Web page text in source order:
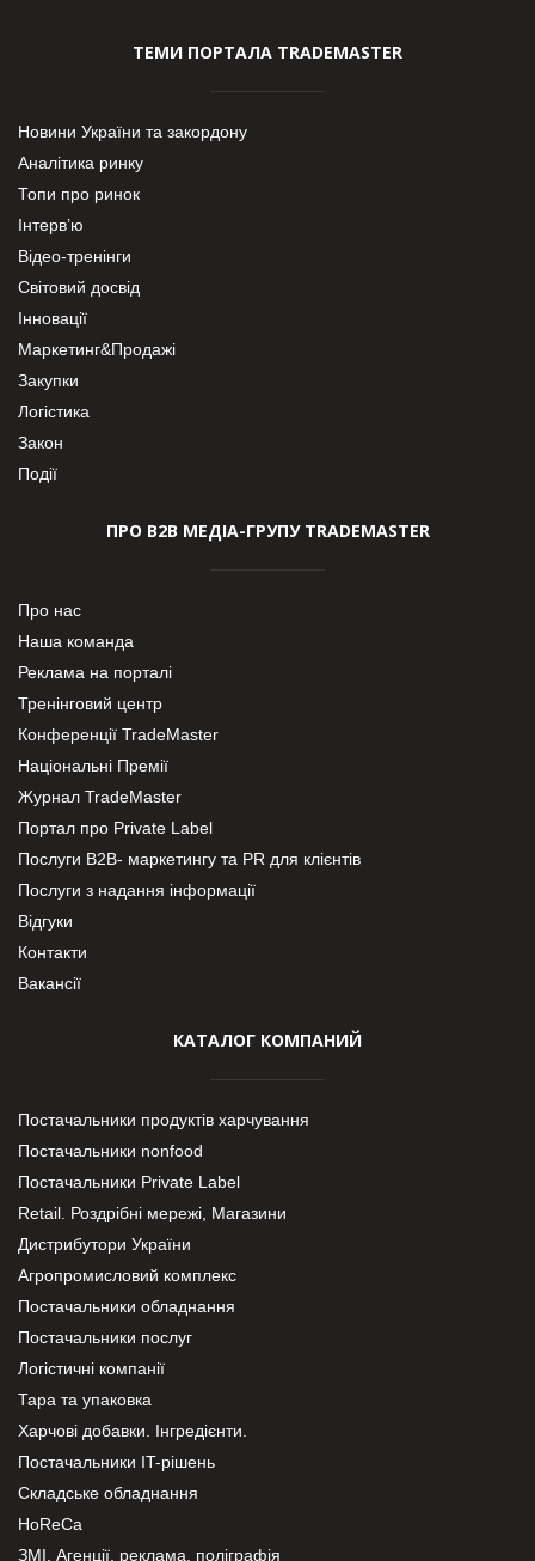
ТЕМИ ПОРТАЛА TRADEMASTER
Новини України та закордону
Аналітика ринку
Топи про ринок
Інтерв’ю
Відео-тренінги
Світовий досвід
Інновації
Маркетинг&Продажі
Закупки
Логістика
Закон
Події
ПРО В2В МЕДІА-ГРУПУ TRADEMASTER
Про нас
Наша команда
Реклама на порталі
Тренінговий центр
Конференції TradeMaster
Національні Премії
Журнал TradeMaster
Портал про Private Label
Послуги В2В- маркетингу та PR для клієнтів
Послуги з надання інформації
Відгуки
Контакти
Вакансії
КАТАЛОГ КОМПАНИЙ
Постачальники продуктів харчування
Постачальники nonfood
Постачальники Private Label
Retail. Роздрібні мережі, Магазини
Дистрибутори України
Агропромисловий комплекс
Постачальники обладнання
Постачальники послуг
Логістичні компанії
Тара та упаковка
Харчові добавки. Інгредієнти.
Постачальники IT-рішень
Складське обладнання
HoReCa
ЗМІ, Агенції, реклама, поліграфія